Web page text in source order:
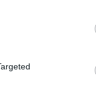
τα
βοοειδή,
να εμφανίσουν
δεν